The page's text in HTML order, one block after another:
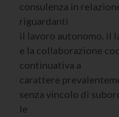
consulenza in
riguardanti
il lavoro autonomo, il
e la collaborazione
continuativa a
carattere
senza vincolo di
le